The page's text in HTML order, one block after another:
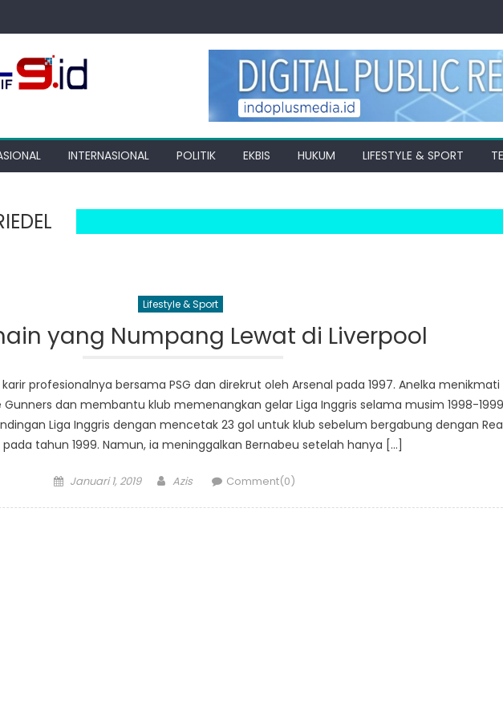
INTERNASIONAL POLITIK EKBIS HUKUM LIFESTYLE & SPORT
Lifestyle & Sport
yang Numpang Lewat di Liverpool
profesionalnya bersama PSG dan direkrut oleh Arsenal pada 1997. Anelka menikmati
Gunners dan membantu klub memenangkan gelar Liga Inggris selama musim 1998-
Liga Inggris dengan mencetak 23 gol untuk klub sebelum bergabung dengan
pada tahun 1999. Namun, ia meninggalkan Bernabeu setelah hanya […]
Posted
Januari 1, 2019 Author
Azis Comment(0)